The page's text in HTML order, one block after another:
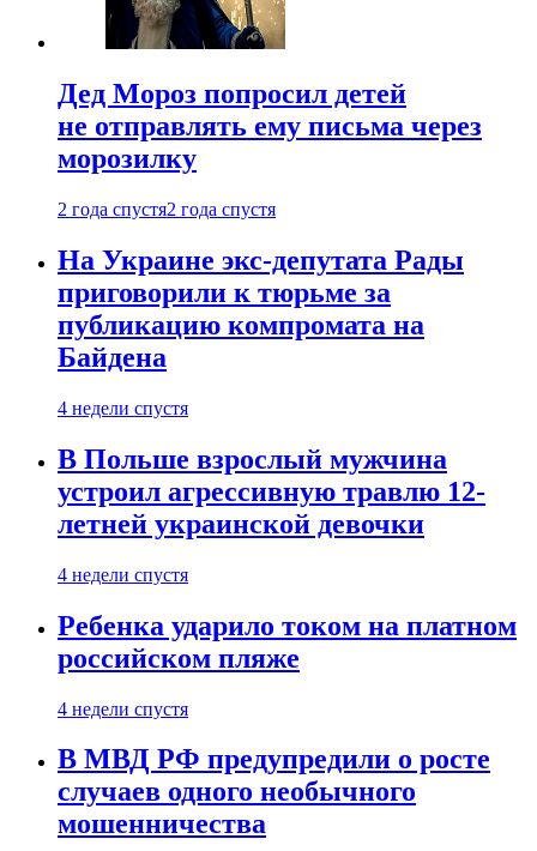
Дед Мороз попросил детей
не отправлять ему письма через
морозилку
2 года спустя2 года спустя
На Украине экс-депутата Рады
приговорили к тюрьме за
публикацию компромата на
Байдена
4 недели спустя
В Польше взрослый мужчина
устроил агрессивную травлю 12-
летней украинской девочки
4 недели спустя
Ребенка ударило током на платном
российском пляже
4 недели спустя
В МВД РФ предупредили о росте
случаев одного необычного
мошенничества